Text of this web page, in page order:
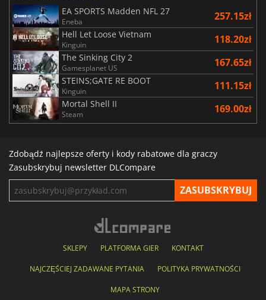
EA SPORTS Madden NFL 27
Eneba 257.15zł
Hell Let Loose Vietnam
Kinguin 118.20zł
The Sinking City 2
Gamesplanet US 167.65zł
STEINS;GATE RE BOOT
Kinguin 111.15zł
Mortal Shell II
Steam 169.00zł
Zdobądź najlepsze oferty i kody rabatowe dla graczy
Zasubskrybuj newsletter DLCompare
SKLEPY PLATFORMA GIER KONTAKT
NAJCZĘŚCIEJ ZADAWANE PYTANIA POLITYKA PRYWATNOŚCI
MAPA STRONY